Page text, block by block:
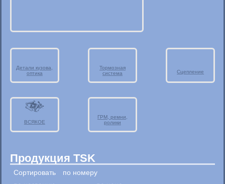
Детали кузова,
оптика
Тормозная
система
Сцепление
ВСЯКОЕ
ГРМ, ремни,
ролики
Продукция TSK
Сортировать
по номеру